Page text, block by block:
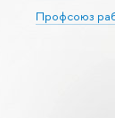
Профсоюз